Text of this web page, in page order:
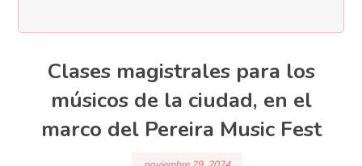
Clases magistrales para los
músicos de la ciudad, en el
marco del Pereira Music Fest